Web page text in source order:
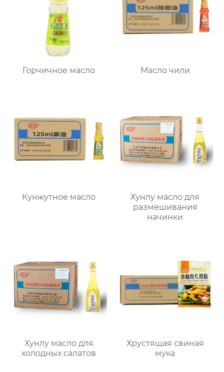
Горчичное масло Масло чили
Кунжутное масло
Хунлу масло для
размешивания
начинки
Хунлу масло для
холодных салатов
Хрустящая свиная
мука